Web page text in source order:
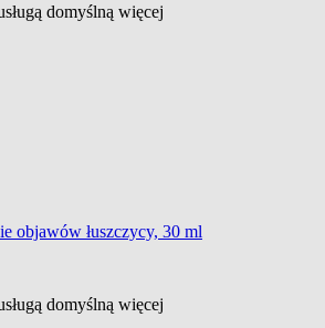
domyślną więcej
objawów łuszczycy, 30 ml
domyślną więcej